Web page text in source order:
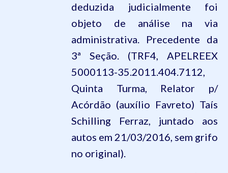
deduzida judicialmente foi
objeto de análise na via
administrativa. Precedente da
3ª Seção. (TRF4, APELREEX
5000113-35.2011.404.7112,
Quinta Turma, Relator p/
Acórdão (auxílio Favreto) Taís
Schilling Ferraz, juntado aos
autos em 21/03/2016, sem grifo
no original).